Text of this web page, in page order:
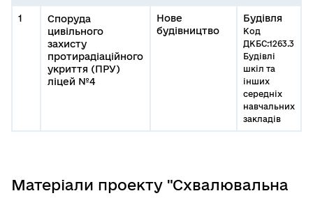
1
Споруда
цивільного
захисту
протирадіаційного
укриття (ПРУ)
ліцей №4
Нове
будівництво
Будівля
Код
ДКБС:1263.3
Будівлі
шкіл та
інших
середніх
навчальних
закладів
Матеріали проекту "Схвалювальна